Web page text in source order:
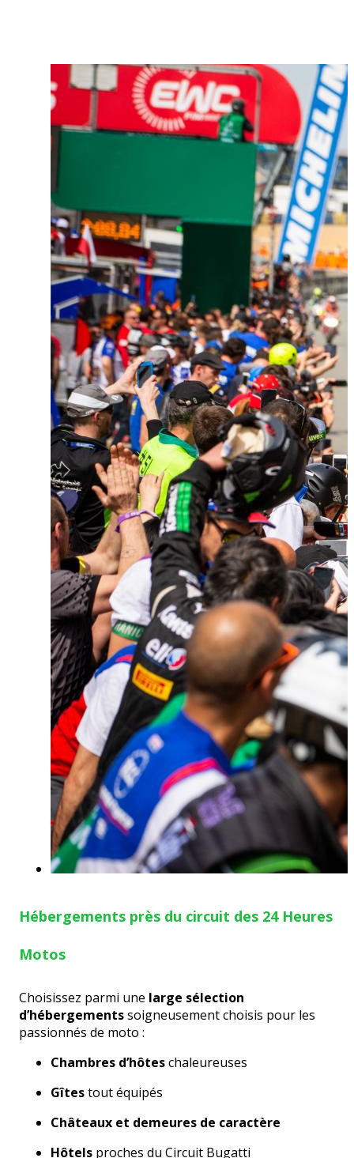
Hébergements près du circuit des 24 Heures
Motos
Choisissez parmi une large sélection
d’hébergementssoigneusement choisis pour les
passionnés de moto :
Chambres d’hôteschaleureuses
Gîtestout équipés
Châteaux et demeures de caractère
Hôtels proches du Circuit Bugatti